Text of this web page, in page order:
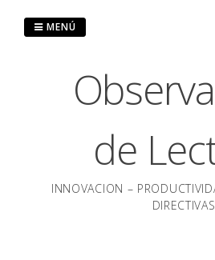
de
INNOVACION –
DIRECTIVAS
MENÚ